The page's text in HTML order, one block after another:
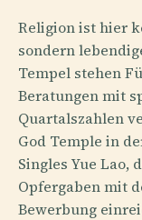
Religion ist hier
sondern
Tempel stehen
Beratungen mit
Quartalszahlen
God Temple in
Singles Yue
Opfergaben mit
Bewerbung